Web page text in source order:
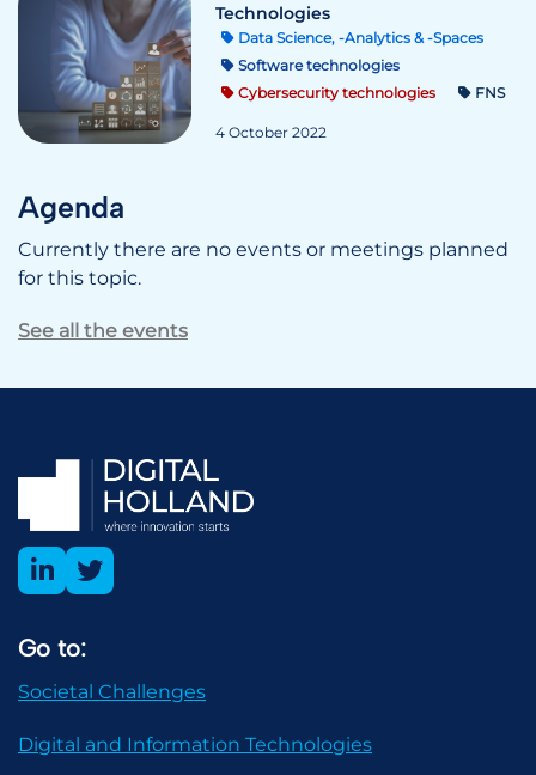
Technologies
Data Science, -Analytics & -Spaces
Software technologies
Cybersecurity technologies
FNS
4 October 2022
Agenda
Currently there are no events or meetings planned
for this topic.
See all the events
Go to:
Societal Challenges
Digital and Information Technologies